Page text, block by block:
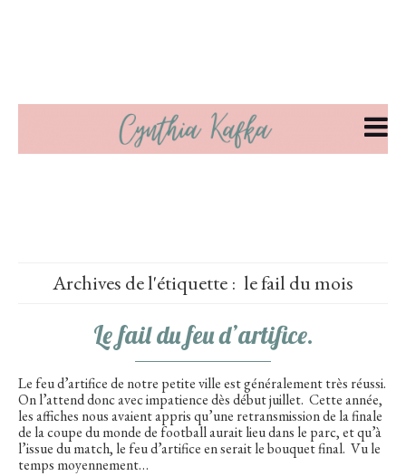
Archives de l'étiquette : le fail du mois
Le fail du feu d’artifice.
Le feu d’artifice de notre petite ville est généralement très réussi.
On l’attend donc avec impatience dès début juillet. Cette année,
les affiches nous avaient appris qu’une retransmission de la finale
de la coupe du monde de football aurait lieu dans le parc, et qu’à
l’issue du match, le feu d’artifice en serait le bouquet final. Vu le
temps moyennement…